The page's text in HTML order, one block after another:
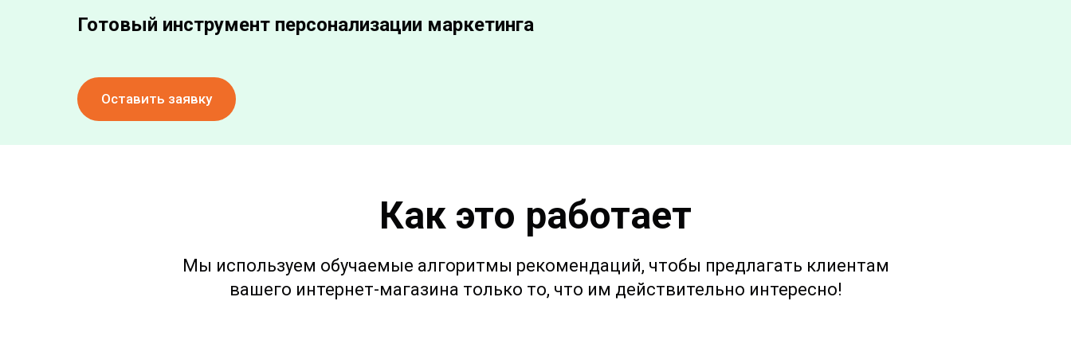
Готовый инструмент персонализации маркетинга
Оставить заявку
Как это работает
Мы используем обучаемые алгоритмы рекомендаций, чтобы предлагать клиентам
вашего интернет-магазина только то, что им действительно интересно!